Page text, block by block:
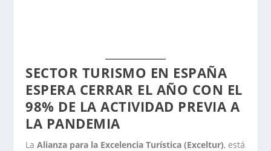
SECTOR TURISMO EN ESPAÑA
ESPERA CERRAR EL AÑO CON EL
98% DE LA ACTIVIDAD PREVIA A
LA PANDEMIA
LaAlianza para la Excelencia Turística (Exceltur), está